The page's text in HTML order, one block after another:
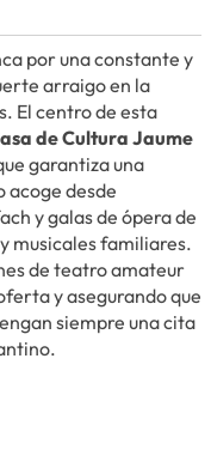
por una constante y
arraigo en la
El centro de esta
de Cultura Jaume
garantiza una
acoge desde
y galas de ópera de
musicales familiares.
de teatro amateur
y asegurando que
siempre una cita